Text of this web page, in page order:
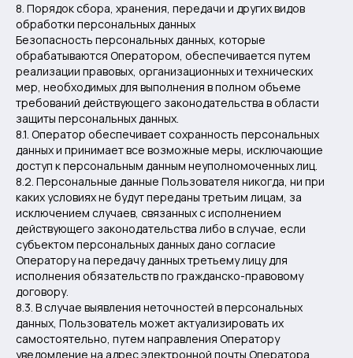
8. Порядок сбора, хранения, передачи и других видов
обработки персональных данных
Безопасность персональных данных, которые
обрабатываются Оператором, обеспечивается путем
реализации правовых, организационных и технических
мер, необходимых для выполнения в полном объеме
требований действующего законодательства в области
защиты персональных данных.
8.1. Оператор обеспечивает сохранность персональных
данных и принимает все возможные меры, исключающие
доступ к персональным данным неуполномоченных лиц.
8.2. Персональные данные Пользователя никогда, ни при
каких условиях не будут переданы третьим лицам, за
исключением случаев, связанных с исполнением
действующего законодательства либо в случае, если
субъектом персональных данных дано согласие
Оператору на передачу данных третьему лицу для
исполнения обязательств по гражданско-правовому
договору.
8.3. В случае выявления неточностей в персональных
данных, Пользователь может актуализировать их
самостоятельно, путем направления Оператору
уведомление на адрес электронной почты Оператора